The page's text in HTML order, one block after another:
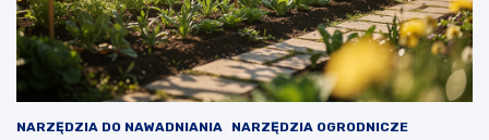
NARZĘDZIA DO NAWADNIANIA NARZĘDZIA OGRODNICZE